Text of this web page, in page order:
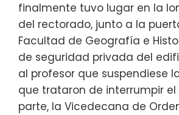
finalmente tuvo lugar en la
del rectorado, junto a la
Facultad de Geografía e
de seguridad privada del
al profesor que suspendiese
que trataron de interrumpir el
parte, la Vicedecana de